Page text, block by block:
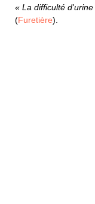
« La difficulté
(Furetière).